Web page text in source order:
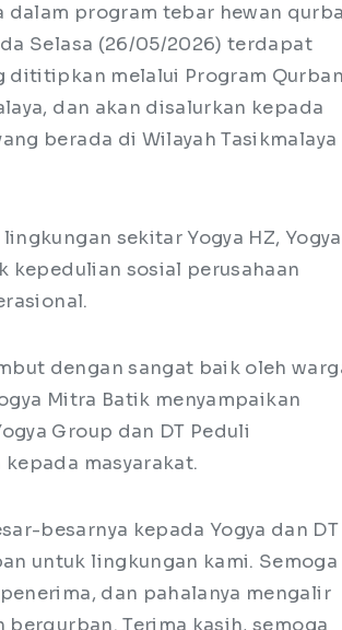
dalam program tebar hewan
Selasa (26/05/2026) terdapat
dititipkan melalui Program Qurban
dan akan disalurkan kepada
berada di Wilayah Tasikmalaya
sekitar Yogya HZ, Yogya
kepedulian sosial perusahaan
dengan sangat baik oleh
Mitra Batik menyampaikan
Group dan DT Peduli
masyarakat.
besarnya kepada Yogya dan DT
untuk lingkungan kami. Semoga
dan pahalanya mengalir
Terima kasih, semoga